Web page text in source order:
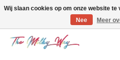
Wij slaan cookies op om onze website
Nee
Meer